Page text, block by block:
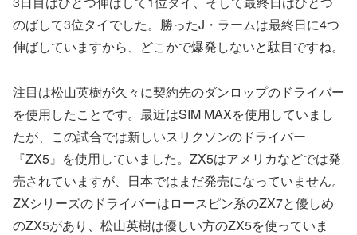
のばして3位タイでした。勝ったJ・ラームは最終日に4つ
伸ばしていますから、どこかで爆発しないと駄目ですね。
注目は松山英樹が久々に契約先のダンロップのドライバー
を使用したことです。最近はSIM MAXを使用していまし
たが、この試合では新しいスリクソンのドライバー
『ZX5』を使用していました。ZX5はアメリカなどでは発
売されていますが、日本ではまだ発売になっていません。
ZXシリーズのドライバーはロースピン系のZX7と優しめ
のZX5があり、松山英樹は優しい方のZX5を使っていま